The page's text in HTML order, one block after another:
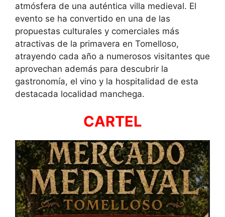
atmósfera de una auténtica villa medieval. El
evento se ha convertido en una de las
propuestas culturales y comerciales más
atractivas de la primavera en Tomelloso,
atrayendo cada año a numerosos visitantes que
aprovechan además para descubrir la
gastronomía, el vino y la hospitalidad de esta
destacada localidad manchega.
CARTEL